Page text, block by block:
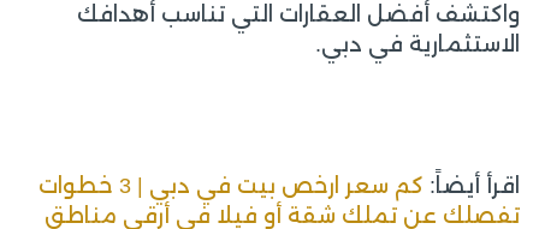
واكتشف أفضل العقارات التي تناسب أهدافك
الاستثمارية في دبي.
اقرأ أيضاً:
كم سعر ارخص بيت في دبي | 3 خطوات
تفصلك عن تملك شقة أو فيلا في أرقى مناطق